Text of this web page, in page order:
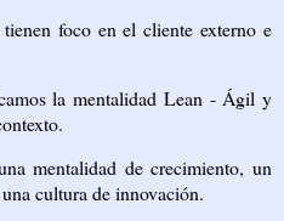
foco en el cliente externo e
la mentalidad Lean - Ágil y
mentalidad de crecimiento, un
cultura de innovación.